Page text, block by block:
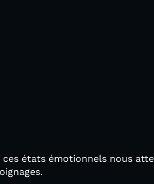
états émotionnels nous